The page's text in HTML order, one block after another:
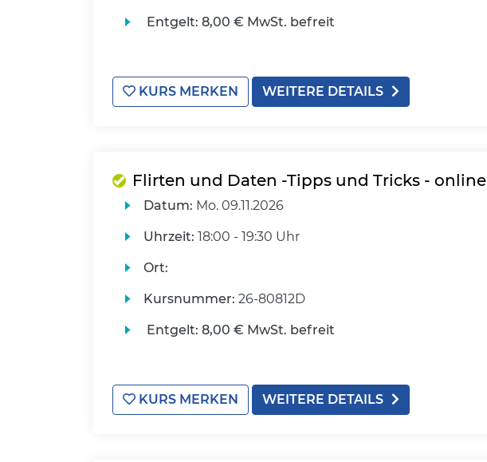
Entgelt: 8,00 € MwSt. befreit
KURS MERKEN WEITERE DETAILS
Flirten und Daten -Tipps und Tricks - online
Datum: Mo. 09.11.2026
Uhrzeit: 18:00 - 19:30 Uhr
Ort:
Kursnummer: 26-80812D
Entgelt: 8,00 € MwSt. befreit
KURS MERKEN WEITERE DETAILS